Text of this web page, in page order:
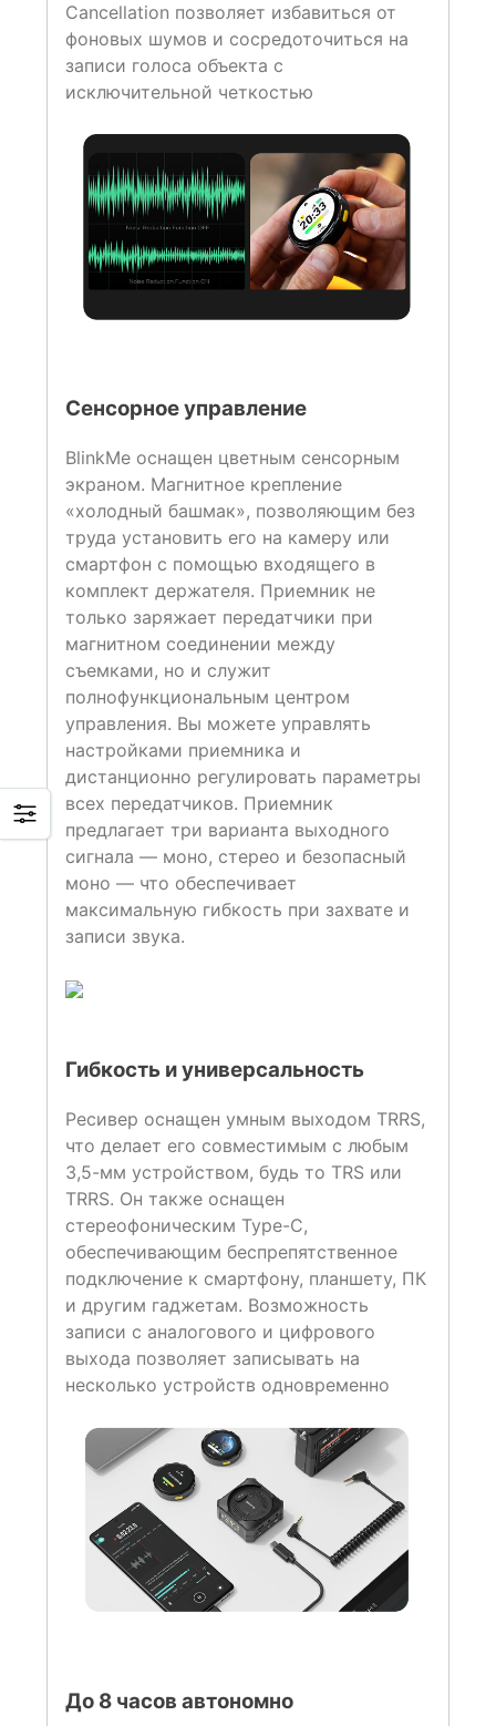
Cancellation позволяет избавиться от
фоновых шумов и сосредоточиться на
записи голоса объекта с
исключительной четкостью
Сенсорное управление
BlinkMe оснащен цветным сенсорным
экраном. Магнитное крепление
«холодный башмак», позволяющим без
труда установить его на камеру или
смартфон с помощью входящего в
комплект держателя. Приемник не
только заряжает передатчики при
магнитном соединении между
съемками, но и служит
полнофункциональным центром
управления. Вы можете управлять
настройками приемника и
дистанционно регулировать параметры
всех передатчиков. Приемник
предлагает три варианта выходного
сигнала — моно, стерео и безопасный
моно — что обеспечивает
максимальную гибкость при захвате и
записи звука.
Гибкость и универсальность
Ресивер оснащен умным выходом TRRS,
что делает его совместимым с любым
3,5-мм устройством, будь то TRS или
TRRS. Он также оснащен
стереофоническим Type-C,
обеспечивающим беспрепятственное
подключение к смартфону, планшету, ПК
и другим гаджетам. Возможность
записи с аналогового и цифрового
выхода позволяет записывать на
несколько устройств одновременно
До 8 часов автономно